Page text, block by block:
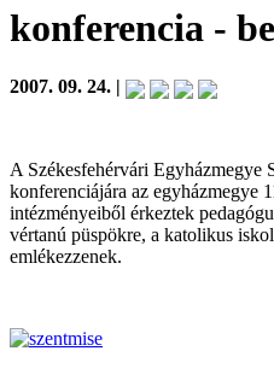
konferencia -
2007. 09. 24. |
A Székesfehérvári Egyházmegye
konferenciájára az egyházmegye
intézményeiből érkeztek
vértanú püspökre, a katolikus
emlékezzenek.